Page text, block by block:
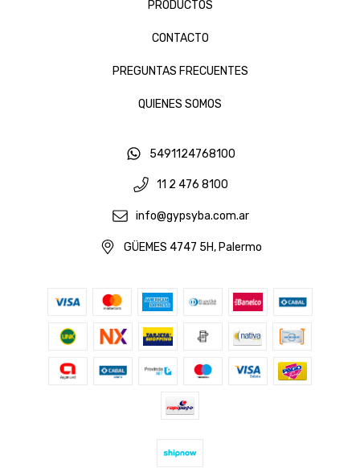
PRODUCTOS
CONTACTO
PREGUNTAS FRECUENTES
QUIENES SOMOS
5491124768100
11 2 476 8100
info@gypsyba.com.ar
GÜEMES 4747 5H, Palermo